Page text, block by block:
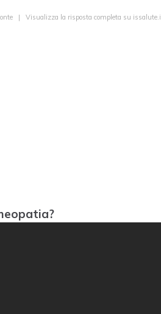
| Visualizza la risposta completa su